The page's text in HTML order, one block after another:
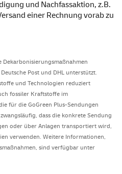
und Nachfassaktion, z.B.
einer Rechnung vorab zu
Dekarbonisierungsmaßnahmen
Post und DHL unterstützt.
und Technologien reduziert
fossiler Kraftstoffe im
für die GoGreen Plus-Sendungen
dass die konkrete Sendung
oder über Anlagen transportiert wird,
verwenden. Weitere Informationen,
sind verfügbar unter